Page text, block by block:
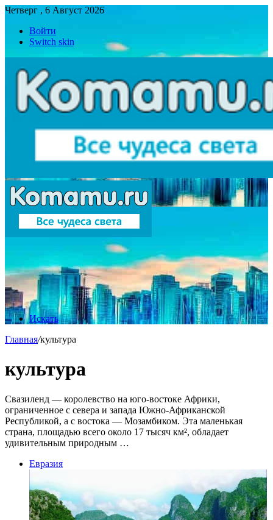
Четверг , 6 Август 2026
Войти
Switch skin
Искать
Главная/культура
культура
Свазиленд — королевство на юго-востоке Африки,
ограниченное с севера и запада Южно-Африканской
Республикой, а с востока — Мозамбиком. Эта маленькая
страна, площадью всего около 17 тысяч км², обладает
удивительным природным …
Евразия